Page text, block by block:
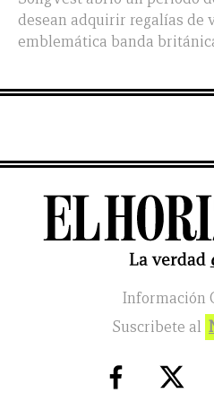
desean adquirir regalías de
emblemática banda
Información
Suscribete al